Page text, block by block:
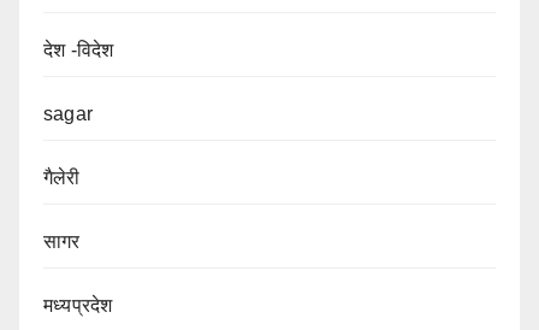
देश -विदेश
sagar
गैलेरी
सागर
मध्यप्रदेश